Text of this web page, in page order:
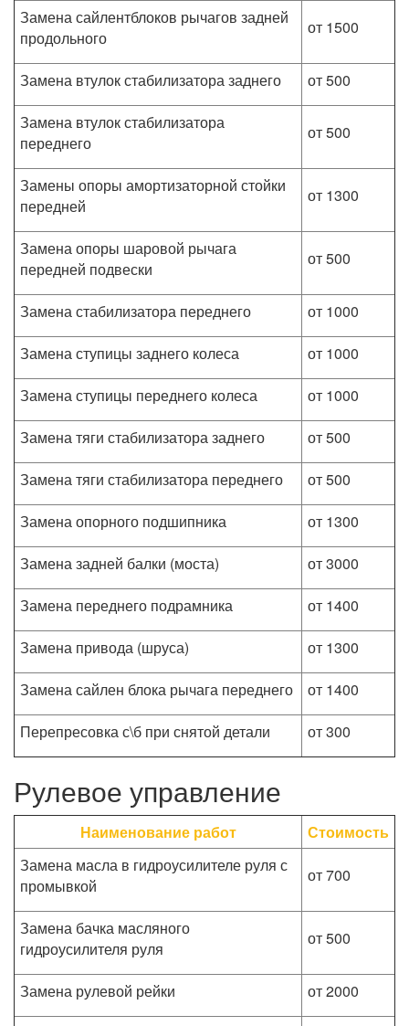
Замена сайлентблоков рычагов задней
продольного
от 1500
Замена втулок стабилизатора заднего
от 500
Замена втулок стабилизатора
переднего
от 500
Замены опоры амортизаторной стойки
передней
от 1300
Замена опоры шаровой рычага
передней подвески
от 500
Замена стабилизатора переднего
от 1000
Замена ступицы заднего колеса
от 1000
Замена ступицы переднего колеса
от 1000
Замена тяги стабилизатора заднего
от 500
Замена тяги стабилизатора переднего
от 500
Замена опорного подшипника
от 1300
Замена задней балки (моста)
от 3000
Замена переднего подрамника
от 1400
Замена привода (шруса)
от 1300
Замена сайлен блока рычага переднего
от 1400
Перепресовка с\б при снятой детали
от 300
Рулевое управление
Наименование работ
Стоимость
Замена масла в гидроусилителе руля с
промывкой
от 700
Замена бачка масляного
гидроусилителя руля
от 500
Замена рулевой рейки
от 2000